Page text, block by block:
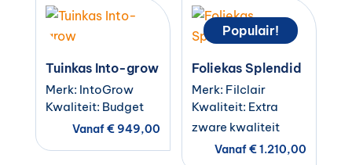
Tuinkas Into-grow
Merk: IntoGrow
Kwaliteit: Budget
Vanaf€949,00
Populair!
Foliekas Splendid
Merk: Filclair
Kwaliteit: Extra
zware kwaliteit
Vanaf€1.210,00